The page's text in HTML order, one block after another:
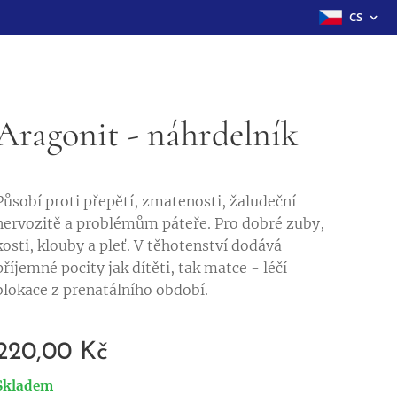
CS
- náhrdelník
proti přepětí, zmatenosti, žaludeční
a problémům páteře. Pro dobré zuby,
klouby a pleť. V těhotenství dodává
pocity jak dítěti, tak matce - léčí
z prenatálního období.
Kč